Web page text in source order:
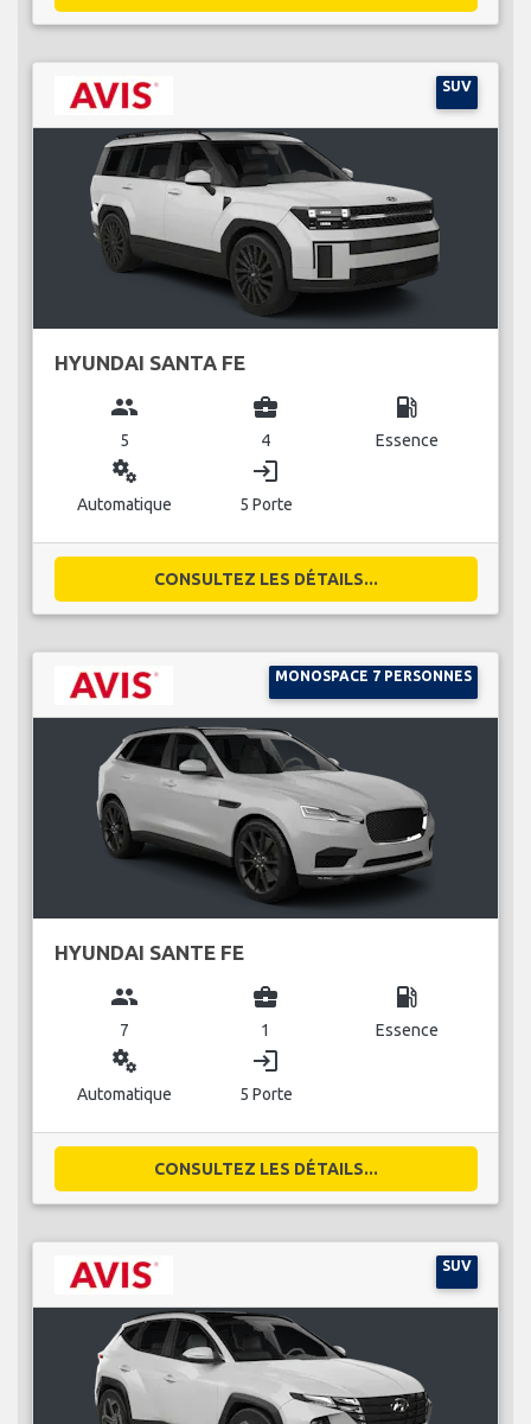
SUV
HYUNDAI SANTA FE
group
5
business_center
4
local_gas_station
Essence
miscellaneous_services
Automatique
login
5 Porte
CONSULTEZ LES DÉTAILS...
MONOSPACE 7 PERSONNES
HYUNDAI SANTE FE
group
7
business_center
1
local_gas_station
Essence
miscellaneous_services
Automatique
login
5 Porte
CONSULTEZ LES DÉTAILS...
SUV